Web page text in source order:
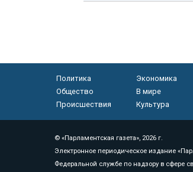
Политика
Экономика
Общество
В мире
Происшествия
Культура
© «Парламентская газета», 2026 г.
Электронное периодическое издание
Федеральной службе по надзору в сфере